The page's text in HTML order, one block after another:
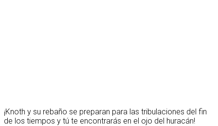
¡Knoth y su rebaño se preparan para las tribulaciones del fin
de los tiempos y tú te encontrarás en el ojo del huracán!